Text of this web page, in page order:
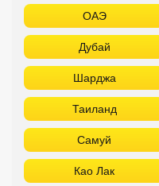
ОАЭ
Дубай
Шарджа
Таиланд
Самуй
Као Лак